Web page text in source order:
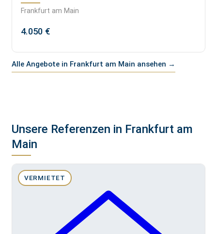
Frankfurt am Main
4.050 €
Alle Angebote in Frankfurt am Main ansehen →
Unsere Referenzen in Frankfurt am
Main
VERMIETET